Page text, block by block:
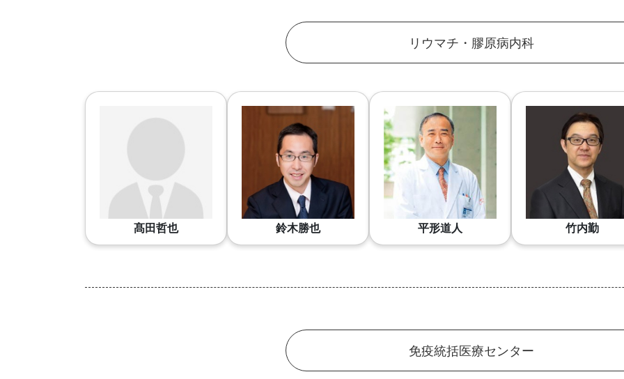
リウマチ・膠原病内科
髙田哲也 鈴木勝也 平形道人 竹内勤
免疫統括医療センター